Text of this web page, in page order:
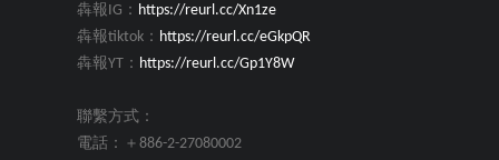
犇報IG： https://reurl.cc/Xn1ze
犇報tiktok： https://reurl.cc/eGkpQR
犇報YT： https://reurl.cc/Gp1Y8W
聯繫方式：
電話：＋886-2-27080002